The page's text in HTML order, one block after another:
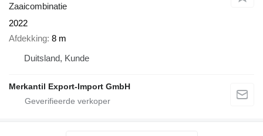
Zaaicombinatie
2022
Afdekking 8 m
Duitsland, Kunde
Merkantil Export-Import GmbH